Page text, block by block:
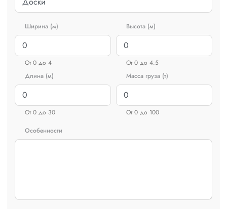
Ширина (м)
От 0 до 4
Высота (м)
От 0 до 4.5
Длина (м)
От 0 до 30
Масса груза (т)
От 0 до 100
Особенности